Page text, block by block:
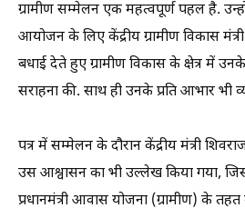
ग्रामीण सम्मेलन एक महत्वपूर्ण पहल है.
आयोजन के लिए केंद्रीय ग्रामीण विकास
बधाई देते हुए ग्रामीण विकास के क्षेत्र में
सराहना की. साथ ही उनके प्रति आभार भी
पत्र में सम्मेलन के दौरान केंद्रीय मंत्री
उस आश्वासन का भी उल्लेख किया गया,
प्रधानमंत्री आवास योजना (ग्रामीण) के तहत